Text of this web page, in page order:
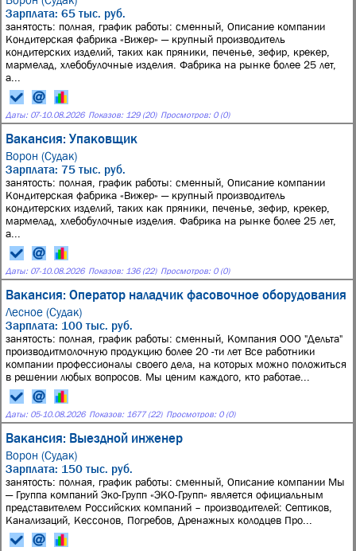
Зарплата: 65 тыс. руб.
занятость: полная, график работы: сменный, Описание компании
Кондитерская фабрика «Вижер» — крупный производитель
кондитерских изделий, таких как пряники, печенье, зефир, крекер,
мармелад, хлебобулочные изделия. Фабрика на рынке более 25 лет,
а...
Даты: 07-10.08.2026 Показов: 129 (20) Просмотров: 0 (0)
Вакансия: Упаковщик
Ворон (Судак)
Зарплата: 75 тыс. руб.
занятость: полная, график работы: сменный, Описание компании
Кондитерская фабрика «Вижер» — крупный производитель
кондитерских изделий, таких как пряники, печенье, зефир, крекер,
мармелад, хлебобулочные изделия. Фабрика на рынке более 25 лет,
а...
Даты: 07-10.08.2026 Показов: 136 (22) Просмотров: 0 (0)
Вакансия: Оператор наладчик фасовочное оборудования
Лесное (Судак)
Зарплата: 100 тыс. руб.
занятость: полная, график работы: сменный, Компания ООО "Дельта"
производитмолочную продукцию более 20 -ти лет Все работники
компании профессионалы своего дела, на которых можно положиться
в решении любых вопросов. Мы ценим каждого, кто работае...
Даты: 05-10.08.2026 Показов: 1677 (22) Просмотров: 0 (0)
Вакансия: Выездной инженер
Ворон (Судак)
Зарплата: 150 тыс. руб.
занятость: полная, график работы: сменный, Описание компании Мы
— Группа компаний Эко-Групп «ЭКО-Групп» является официальным
представителем Российских компаний – производителей: Септиков,
Канализаций, Кессонов, Погребов, Дренажных колодцев Про...